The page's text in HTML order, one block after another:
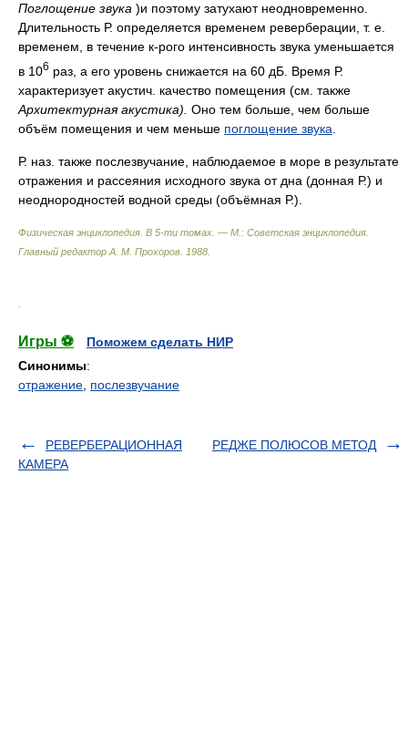
Поглощение звука )и поэтому затухают неодновременно.
Длительность Р. определяется временем реверберации, т. е.
временем, в течение к-рого интенсивность звука уменьшается
в 106 раз, а его уровень снижается на 60 дБ. Время Р.
характеризует акустич. качество помещения (см. также
Архитектурная акустика). Оно тем больше, чем больше
объём помещения и чем меньше поглощение звука
Р. наз. также послезвучание, наблюдаемое в море в результате
отражения и рассеяния исходного звука от дна (донная Р.) и
неоднородностей водной среды (объёмная Р.).
Физическая энциклопедия. В 5-ти томах. — М.: Советская энциклопедия
Главный редактор А. М. Прохоров 1988
Игры ⚽
Поможем сделать НИР
Синонимы:
отражение послезвучание
РЕВЕРБЕРАЦИОННАЯ
КАМЕРА
РЕДЖЕ ПОЛЮСОВ МЕТОД